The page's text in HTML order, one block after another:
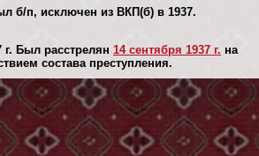
б/п, исключен из ВКП(б) в 1937.
Был расстрелян 14 сентября 1937 г. на
состава преступления.